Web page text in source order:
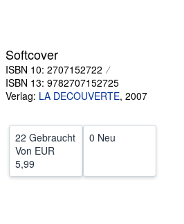
Softcover
ISBN 10: 2707152722
ISBN 13: 9782707152725
Verlag: LA DECOUVERTE, 2007
22 Gebraucht
Von EUR
5,99
0 Neu